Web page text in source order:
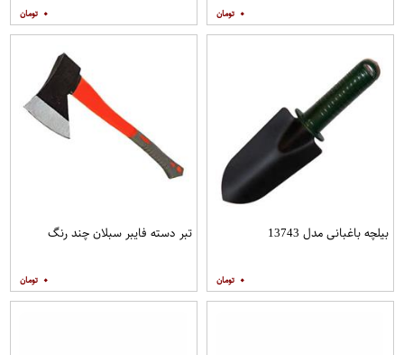
۰ ۰
بیلچه باغبانی مدل 13743
۰
تبر دسته فایبر سبلان چند رنگ
۰